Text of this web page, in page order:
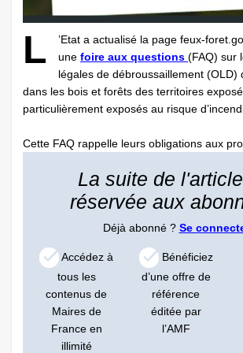
L
’Etat a actualisé la page feux-
une foire aux questions (FAQ) sur
légales de débroussaillement (OLD)
dans les bois et forêts des territoires
particulièrement exposés au risque
Cette FAQ rappelle leurs obligations aux
La suite de
réservée aux
Déjà abonné ? Se
Accédez à
tous les
contenus de
Maires de
France en
illimité
Bénéficiez
d’une offre de
référence
éditée par
l’AMF